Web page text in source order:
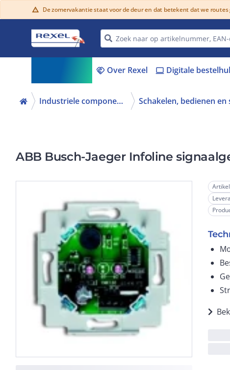
warning De zomervakantie staat voor de deur en dat betekent dat we
handshake Over Rexel laptop Digitale
Industriele componenten
ABB Busch-Jaeger Infoline